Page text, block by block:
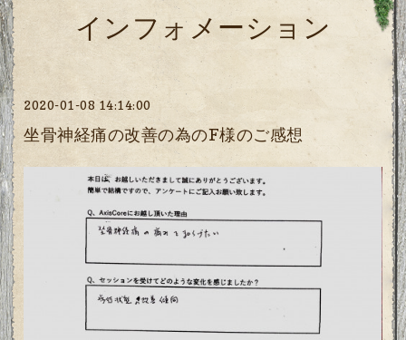
インフォメーション
2020-01-08 14:14:00
坐骨神経痛の改善の為のF様のご感想